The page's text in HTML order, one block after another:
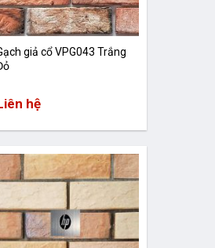
giả cổ VPG043 Trắng
hệ